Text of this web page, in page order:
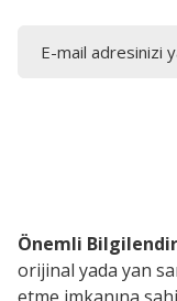
Önemli
orijinal yada yan